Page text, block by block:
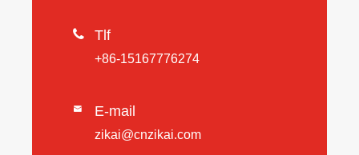
 Tlf
+86-15167776274
 E-mail
zikai@cnzikai.com